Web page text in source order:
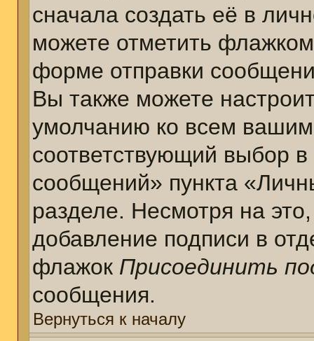
сначала создать её в
можете отметить
форме отправки
Вы также можете
умолчанию ко всем
соответствующий выбор
сообщений» пункта
разделе. Несмотря на
добавление подписи в
флажок Присоединить
сообщения.
Вернуться к началу